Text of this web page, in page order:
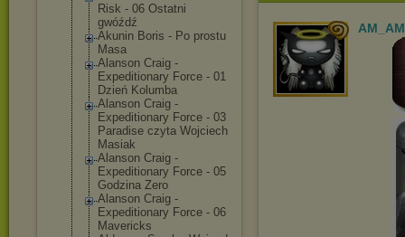
Risk - 06 Ostatni
gwóźdź
Akunin Boris - Po prostu
Masa
Alanson Craig -
Expeditionary Force - 01
Dzień Kolumba
Alanson Craig -
Expeditionary Force - 03
Paradise czyta Wojciech
Masiak
Alanson Craig -
Expeditionary Force - 05
Godzina Zero
Alanson Craig -
Expeditionary Force - 06
Mavericks
AM_AM